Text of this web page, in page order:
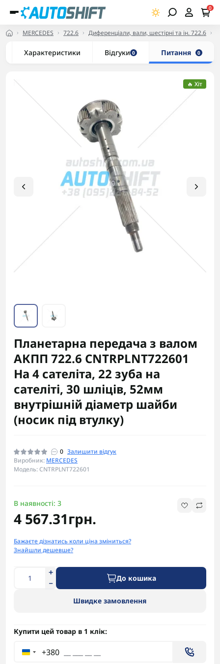
0
MERCEDES 722.6 Диференціали, вали, шестірні та ін. 722.6
Характеристики Відгуки 0 Питання 0
🔥 Хіт
Планетарна передача з валом
АКПП 722.6 CNTRPLNT722601
На 4 сателіта, 22 зуба на
сателіті, 30 шліців, 52мм
внутрішній діаметр шайби
(носик під втулку)
0 Залишити відгук
Виробник: MERCEDES
Модель: CNTRPLNT722601
В наявності: 3
4 567.31грн.
Бажаєте дізнатись коли ціна зміниться?
Знайшли дешевше?
До кошика
Швидке замовлення
Купити цей товар в 1 клік:
+380